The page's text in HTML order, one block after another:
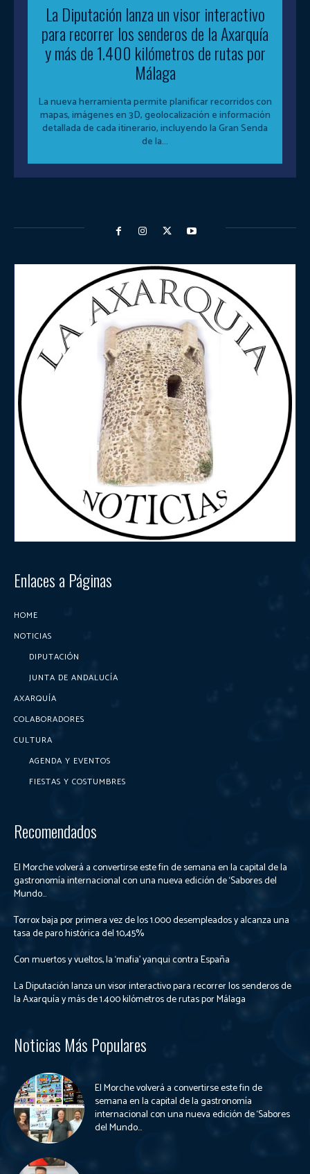
La Diputación lanza un visor interactivo
para recorrer los senderos de la Axarquía
y más de 1.400 kilómetros de rutas por
Málaga
La nueva herramienta permite planificar recorridos con
mapas, imágenes en 3D, geolocalización e información
detallada de cada itinerario, incluyendo la Gran Senda
de la...
Enlaces a Páginas
HOME
NOTICIAS
DIPUTACIÓN
JUNTA DE ANDALUCÍA
AXARQUÍA
COLABORADORES
CULTURA
AGENDA Y EVENTOS
FIESTAS Y COSTUMBRES
Recomendados
El Morche volverá a convertirse este fin de semana en la capital de la
gastronomía internacional con una nueva edición de ‘Sabores del
Mundo...
Torrox baja por primera vez de los 1.000 desempleados y alcanza una
tasa de paro histórica del 10,45%
Con muertos y vueltos, la ‘mafia’ yanqui contra España
La Diputación lanza un visor interactivo para recorrer los senderos de
la Axarquía y más de 1.400 kilómetros de rutas por Málaga
Noticias Más Populares
El Morche volverá a convertirse este fin de
semana en la capital de la gastronomía
internacional con una nueva edición de ‘Sabores
del Mundo...